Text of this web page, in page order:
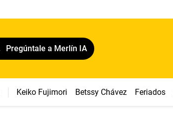
Pregúntale a Merlín IA
Keiko Fujimori Betssy Chávez Feriados